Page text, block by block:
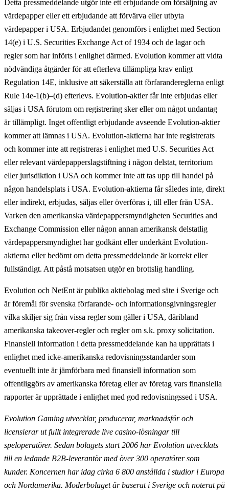
Detta pressmeddelande utgör inte ett erbjudande om försäljning av
värdepapper eller ett erbjudande att förvärva eller utbyta
värdepapper i USA. Erbjudandet genomförs i enlighet med Section
14(e) i U.S. Securities Exchange Act of 1934 och de lagar och
regler som har införts i enlighet därmed. Evolution kommer att vidta
nödvändiga åtgärder för att efterleva tillämpliga krav enligt
Regulation 14E, inklusive att säkerställa att förfarandereglerna enligt
Rule 14e-1(b)–(d) efterlevs. Evolution-aktier får inte erbjudas eller
säljas i USA förutom om registrering sker eller om något undantag
är tillämpligt. Inget offentligt erbjudande avseende Evolution-aktier
kommer att lämnas i USA. Evolution-aktierna har inte registrerats
och kommer inte att registreras i enlighet med U.S. Securities Act
eller relevant värdepapperslagstiftning i någon delstat, territorium
eller jurisdiktion i USA och kommer inte att tas upp till handel på
någon handelsplats i USA. Evolution-aktierna får således inte, direkt
eller indirekt, erbjudas, säljas eller överföras i, till eller från USA.
Varken den amerikanska värdepappersmyndigheten Securities and
Exchange Commission eller någon annan amerikansk delstatlig
värdepappersmyndighet har godkänt eller underkänt Evolution-
aktierna eller bedömt om detta pressmeddelande är korrekt eller
fullständigt. Att påstå motsatsen utgör en brottslig handling.
Evolution och NetEnt är publika aktiebolag med säte i Sverige och
är föremål för svenska förfarande- och informationsgivningsregler
vilka skiljer sig från vissa regler som gäller i USA, däribland
amerikanska takeover-regler och regler om s.k. proxy solicitation.
Finansiell information i detta pressmeddelande kan ha upprättats i
enlighet med icke-amerikanska redovisningsstandarder som
eventuellt inte är jämförbara med finansiell information som
offentliggörs av amerikanska företag eller av företag vars finansiella
rapporter är upprättade i enlighet med god redovisningssed i USA.
Evolution Gaming utvecklar, producerar, marknadsför och
licensierar ut fullt integrerade live casino-lösningar till
speloperatörer. Sedan bolagets start 2006 har Evolution utvecklats
till en ledande B2B-leverantör med över 300 operatörer som
kunder. Koncernen har idag cirka 6 800 anställda i studior i Europa
och Nordamerika. Moderbolaget är baserat i Sverige och noterat på